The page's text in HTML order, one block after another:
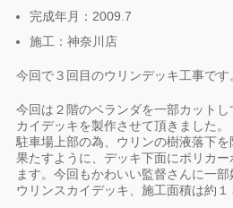
完成年月：2009.7
施工：神奈川店
今回で３回目のウリンデッキ工事です
今回は２階のベランダを一部カット
カイデッキを製作させて頂きました。
駐車場上部の為、ウリンの樹液落下
果たすように、デッキ下面にポリカ
ます。今回もかわいい監督さんに一部
ウリンスカイデッキ、施工面積は約１